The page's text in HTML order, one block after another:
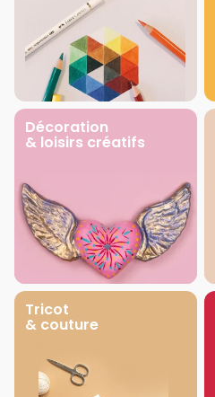
Décoration
& loisirs créatifs
Tricot
& couture